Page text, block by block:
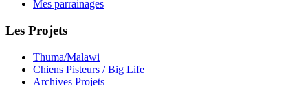
Mes parrainages
Les Projets
Thuma/Malawi
Chiens Pisteurs / Big Life
Archives Projets